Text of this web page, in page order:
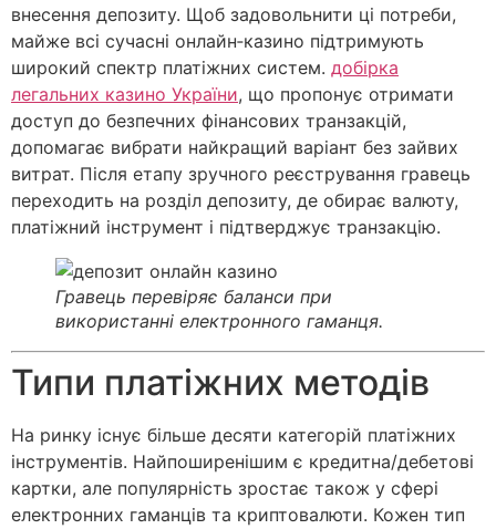
внесення депозиту. Щоб задовольнити ці потреби,
майже всі сучасні онлайн‑казино підтримують
широкий спектр платіжних систем. добірка
легальних казино України, що пропонує отримати
доступ до безпечних фінансових транзакцій,
допомагає вибрати найкращий варіант без зайвих
витрат. Після етапу зручного реєстрування гравець
переходить на розділ депозиту, де обирає валюту,
платіжний інструмент і підтверджує транзакцію.
Гравець перевіряє баланси при
використанні електронного гаманця.
Типи платіжних методів
На ринку існує більше десяти категорій платіжних
інструментів. Найпоширенішим є кредитна/дебетові
картки, але популярність зростає також у сфері
електронних гаманців та криптовалюти. Кожен тип